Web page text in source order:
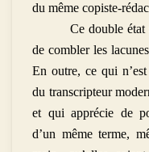
du même copiste-
Ce double état
de combler les
En outre, ce qui
du transcripteur
et qui apprécie de
d’un même terme,